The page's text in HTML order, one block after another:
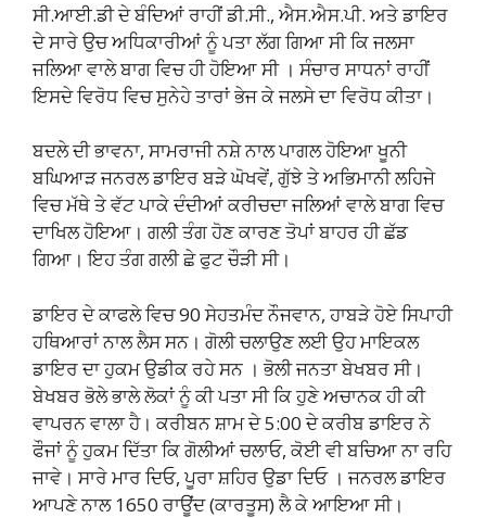
ਸੀ.ਆਈ.ਡੀ ਦੇ ਬੰਦਿਆਂ ਰਾਹੀਂ ਡੀ.ਸੀ., ਐਸ.ਐਸ.ਪੀ. ਅਤੇ ਡਾਇਰ
ਦੇ ਸਾਰੇ ਉਚ ਅਧਿਕਾਰੀਆਂ ਨੂੰ ਪਤਾ ਲੱਗ ਗਿਆ ਸੀ ਕਿ ਜਲਸਾ
ਜਲਿਆ ਵਾਲੇ ਬਾਗ ਵਿਚ ਹੀ ਹੋਇਆ ਸੀ । ਸੰਚਾਰ ਸਾਧਨਾਂ ਰਾਹੀਂ
ਇਸਦੇ ਵਿਰੋਧ ਵਿਚ ਸੁਨੇਹੇ ਤਾਰਾਂ ਭੇਜ ਕੇ ਜਲਸੇ ਦਾ ਵਿਰੋਧ ਕੀਤਾ।
ਬਦਲੇ ਦੀ ਭਾਵਨਾ, ਸਾਮਰਾਜੀ ਨਸ਼ੇ ਨਾਲ ਪਾਗਲ ਹੋਇਆ ਖੂਨੀ
ਬਘਿਆੜ ਜਨਰਲ ਡਾਇਰ ਬੜੇ ਘੋਖਵੇਂ, ਗੁੱਝੇ ਤੇ ਅਭਿਮਾਨੀ ਲਹਿਜੇ
ਵਿਚ ਮੱਥੇ ਤੇ ਵੱਟ ਪਾਕੇ ਦੰਦੀਆਂ ਕਰੀਚਦਾ ਜਲਿਆਂ ਵਾਲੇ ਬਾਗ ਵਿਚ
ਦਾਖਿਲ ਹੋਇਆ। ਗਲੀ ਤੰਗ ਹੋਣ ਕਾਰਣ ਤੋਪਾਂ ਬਾਹਰ ਹੀ ਛੱਡ
ਗਿਆ। ਇਹ ਤੰਗ ਗਲੀ ਛੇ ਫੁਟ ਚੌੜੀ ਸੀ।
ਡਾਇਰ ਦੇ ਕਾਫਲੇ ਵਿਚ 90 ਸੇਹਤਮੰਦ ਨੌਜਵਾਨ, ਹਾਬੜੇ ਹੋਏ ਸਿਪਾਹੀ
ਹਥਿਆਰਾਂ ਨਾਲ ਲੈਸ ਸਨ। ਗੋਲੀ ਚਲਾਉਣ ਲਈ ਉਹ ਮਾਇਕਲ
ਡਾਇਰ ਦਾ ਹੁਕਮ ਉਡੀਕ ਰਹੇ ਸਨ । ਭੋਲੀ ਜਨਤਾ ਬੇਖਬਰ ਸੀ।
ਬੇਖਬਰ ਭੋਲੇ ਭਾਲੇ ਲੋਕਾਂ ਨੂੰ ਕੀ ਪਤਾ ਸੀ ਕਿ ਹੁਣੇ ਅਚਾਨਕ ਹੀ ਕੀ
ਵਾਪਰਨ ਵਾਲਾ ਹੈ। ਕਰੀਬਨ ਸ਼ਾਮ ਦੇ 5:00 ਦੇ ਕਰੀਬ ਡਾਇਰ ਨੇ
ਫੌਜਾਂ ਨੂੰ ਹੁਕਮ ਦਿੱਤਾ ਕਿ ਗੋਲੀਆਂ ਚਲਾਓ, ਕੋਈ ਵੀ ਬਚਿਆ ਨਾ ਰਹਿ
ਜਾਵੇ। ਸਾਰੇ ਮਾਰ ਦਿਓ, ਪੂਰਾ ਸ਼ਹਿਰ ਉਡਾ ਦਿਓ । ਜਨਰਲ ਡਾਇਰ
ਆਪਣੇ ਨਾਲ 1650 ਰਾਊਂਦ (ਕਾਰਤੂਸ) ਲੈ ਕੇ ਆਇਆ ਸੀ।